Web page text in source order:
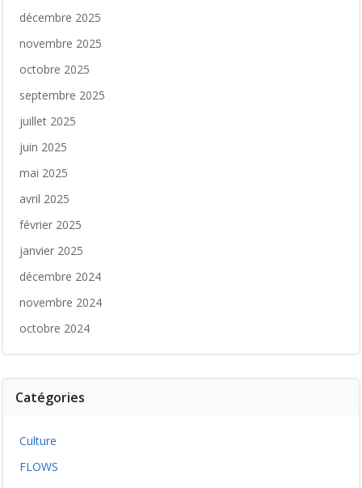
décembre 2025
novembre 2025
octobre 2025
septembre 2025
juillet 2025
juin 2025
mai 2025
avril 2025
février 2025
janvier 2025
décembre 2024
novembre 2024
octobre 2024
Catégories
Culture
FLOWS